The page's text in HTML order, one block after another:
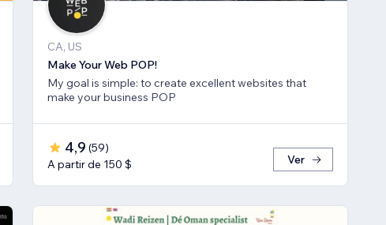
CA, US
Make Your Web POP!
My goal is simple: to create excellent websites that
make your business POP
4,9 (59)
A partir de 150 $
Ver